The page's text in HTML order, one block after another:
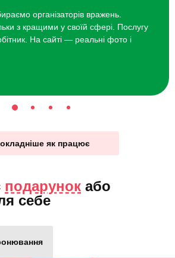
організаторів вражень.
з кращими у своїй сфері. Послугу
На сайті — реальні фото і
як працює
подарунок або
себе